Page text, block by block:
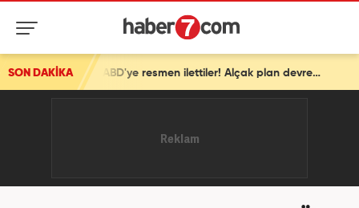
SON DAKİKA İsrail'den ortalığı karıştıracak Gazze kararı! ABD'ye resmen ilettiler! Alçak plan devrede